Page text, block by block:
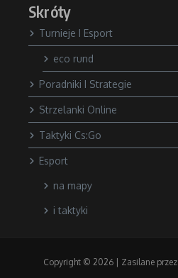
Skróty
Turnieje I Esport
eco rund
Poradniki I Strategie
Strzelanki Online
Taktyki Cs:Go
Esport
na mapy
i taktyki
Copyright © 2026 | Zasilane przez